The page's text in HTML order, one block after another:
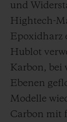
und
Hightech-
Epoxidharz
Hublot
Karbon, bei
Ebenen
Modelle
Carbon mit